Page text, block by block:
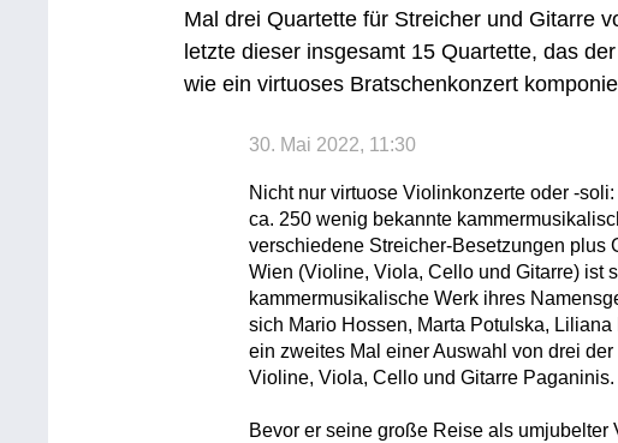
Mal drei Quartette für Streicher und Gitarre
letzte dieser insgesamt 15 Quartette, das
wie ein virtuoses Bratschenkonzert
30. Mai 2022, 11:30
Nicht nur virtuose Violinkonzerte oder -
ca. 250 wenig bekannte
verschiedene Streicher-Besetzungen plus
Wien (Violine, Viola, Cello und Gitarre) ist
kammermusikalische Werk ihres
sich Mario Hossen, Marta Potulska,
ein zweites Mal einer Auswahl von drei
Violine, Viola, Cello und Gitarre Paganinis.
Bevor er seine große Reise als umjubelter